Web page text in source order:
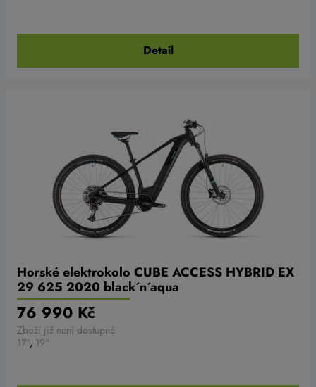
Detail
Horské elektrokolo CUBE ACCESS HYBRID EX
29 625 2020 black´n´aqua
76 990 Kč
Zboží již není dostupné
17", 19"